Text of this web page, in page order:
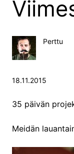
Perttu
18.11.2015
35 päivän
Meidän